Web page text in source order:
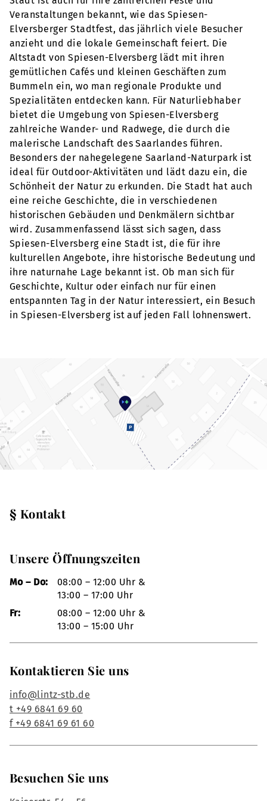
Veranstaltungen bekannt, wie das Spiesen-
Elversberger Stadtfest, das jährlich viele Besucher
anzieht und die lokale Gemeinschaft feiert. Die
Altstadt von Spiesen-Elversberg lädt mit ihren
gemütlichen Cafés und kleinen Geschäften zum
Bummeln ein, wo man regionale Produkte und
Spezialitäten entdecken kann. Für Naturliebhaber
bietet die Umgebung von Spiesen-Elversberg
zahlreiche Wander- und Radwege, die durch die
malerische Landschaft des Saarlandes führen.
Besonders der nahegelegene Saarland-Naturpark ist
ideal für Outdoor-Aktivitäten und lädt dazu ein, die
Schönheit der Natur zu erkunden. Die Stadt hat auch
eine reiche Geschichte, die in verschiedenen
historischen Gebäuden und Denkmälern sichtbar
wird. Zusammenfassend lässt sich sagen, dass
Spiesen-Elversberg eine Stadt ist, die für ihre
kulturellen Angebote, ihre historische Bedeutung und
ihre naturnahe Lage bekannt ist. Ob man sich für
Geschichte, Kultur oder einfach nur für einen
entspannten Tag in der Natur interessiert, ein Besuch
in Spiesen-Elversberg ist auf jeden Fall lohnenswert.
§ Kontakt
Unsere Öffnungszeiten
Mo – Do:
08:00 – 12:00 Uhr &
13:00 – 17:00 Uhr
Fr:
08:00 – 12:00 Uhr &
13:00 – 15:00 Uhr
Kontaktieren Sie uns
info@lintz-stb.de
t +49 6841 69 60
f +49 6841 69 61 60
Besuchen Sie uns